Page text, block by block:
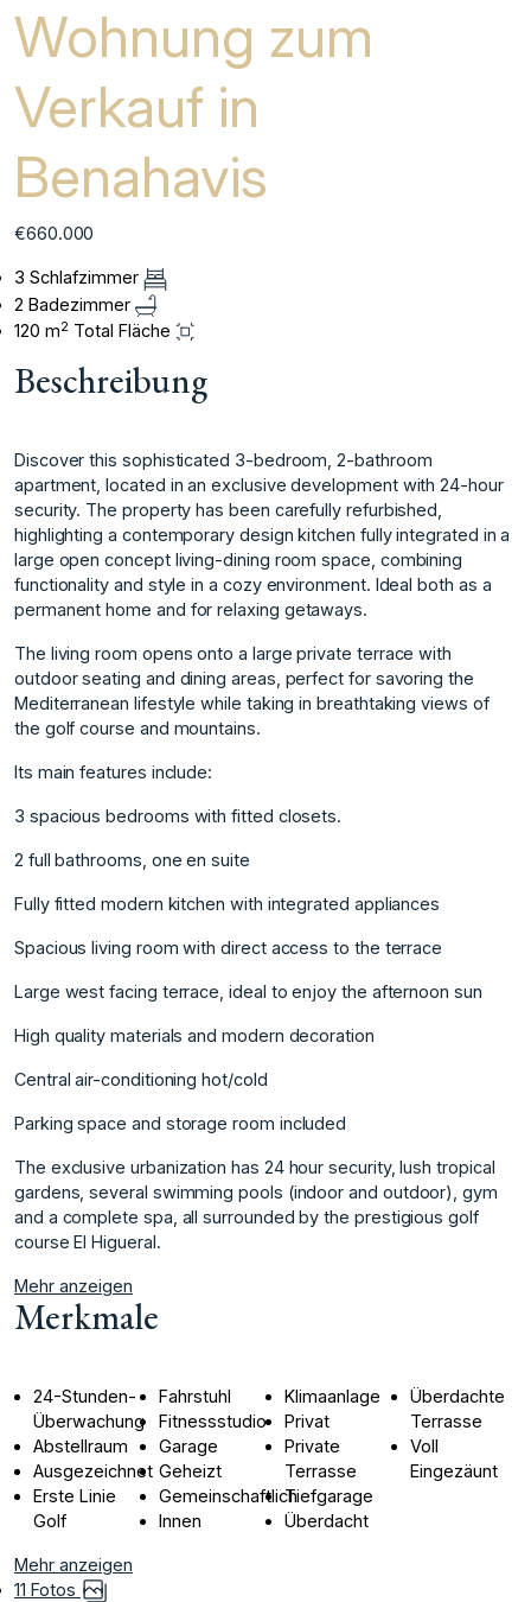
Wohnung zum
Verkauf in
Benahavis
€660.000
3 Schlafzimmer
2 Badezimmer
120 m2 Total Fläche
Beschreibung
Discover this sophisticated 3-bedroom, 2-bathroom
apartment, located in an exclusive development with 24-hour
security. The property has been carefully refurbished,
highlighting a contemporary design kitchen fully integrated in a
large open concept living-dining room space, combining
functionality and style in a cozy environment. Ideal both as a
permanent home and for relaxing getaways.
The living room opens onto a large private terrace with
outdoor seating and dining areas, perfect for savoring the
Mediterranean lifestyle while taking in breathtaking views of
the golf course and mountains.
Its main features include:
3 spacious bedrooms with fitted closets.
2 full bathrooms, one en suite
Fully fitted modern kitchen with integrated appliances
Spacious living room with direct access to the terrace
Large west facing terrace, ideal to enjoy the afternoon sun
High quality materials and modern decoration
Central air-conditioning hot/cold
Parking space and storage room included
The ‌exclusive ‌urbanization ‌has ‌24 ‌hour security, lush ‌tropical
‌gardens, several swimming ‌pools ‌(indoor ‌and ‌outdoor), ‌gym
‌and a ‌complete spa, ‌all surrounded by ‌the ‌prestigious ‌golf
‌course ‌El ‌Higueral.
Mehr anzeigen
Merkmale
24-Stunden-
Überwachung
Abstellraum
Ausgezeichnet
Erste Linie
Golf
Fahrstuhl
Fitnessstudio
Garage
Geheizt
Gemeinschaftlich
Innen
Klimaanlage
Privat
Private
Terrasse
Tiefgarage
Überdacht
Überdachte
Terrasse
Voll
Eingezäunt
Mehr anzeigen
11 Fotos